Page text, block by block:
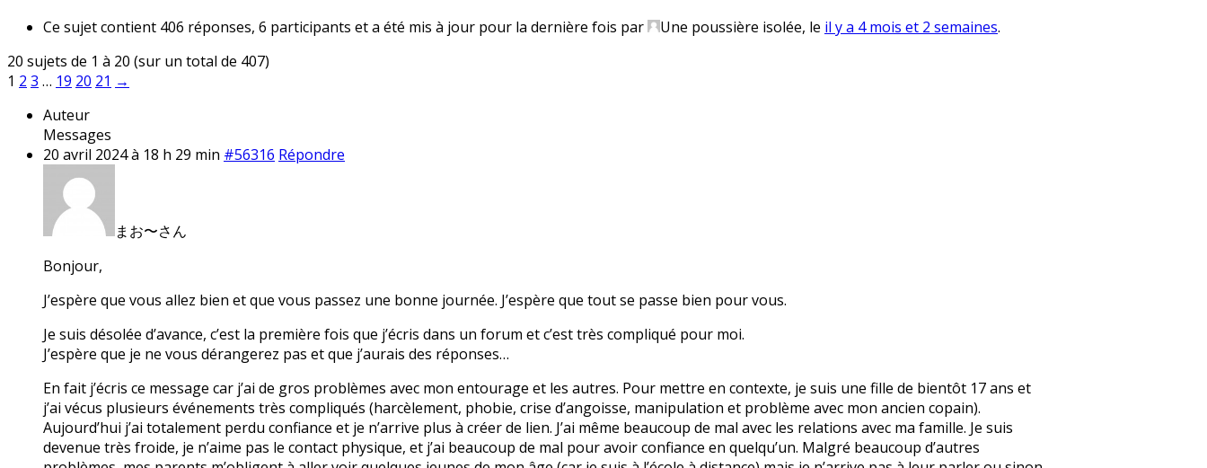
Ce sujet contient 406 réponses, 6 participants et a été mis à jour pour la dernière fois par Une poussière isolée, le il y a 4 mois et 2 semaines.
20 sujets de 1 à 20 (sur un total de 407)
1 2 3 … 19 20 21 →
Auteur
Messages
20 avril 2024 à 18 h 29 min #56316 Répondre
まお〜さん
Bonjour,
J’espère que vous allez bien et que vous passez une bonne journée. J’espère que tout se passe bien pour vous.
Je suis désolée d’avance, c’est la première fois que j’écris dans un forum et c’est très compliqué pour moi.
J’espère que je ne vous dérangerez pas et que j’aurais des réponses…
En fait j’écris ce message car j’ai de gros problèmes avec mon entourage et les autres. Pour mettre en contexte, je suis une fille de bientôt 17 ans et
j’ai vécus plusieurs événements très compliqués (harcèlement, phobie, crise d’angoisse, manipulation et problème avec mon ancien copain).
Aujourd’hui j’ai totalement perdu confiance et je n’arrive plus à créer de lien. J’ai même beaucoup de mal avec les relations avec ma famille. Je suis
devenue très froide, je n’aime pas le contact physique, et j’ai beaucoup de mal pour avoir confiance en quelqu’un. Malgré beaucoup d’autres